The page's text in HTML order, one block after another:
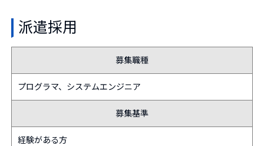
派遣採用
募集職種
プログラマ、システムエンジニア
募集基準
経験がある方